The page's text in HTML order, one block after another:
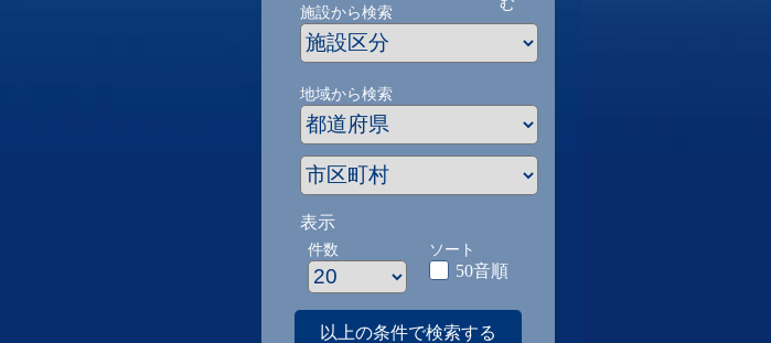
む
施設から検索
地域から検索
表示
件数 ソート
50音順
以上の条件で検索する